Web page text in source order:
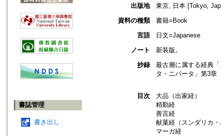
書誌管理
書き出し
出版地
東京, 日本 [Tokyo,
資料の種類
書籍=Book
言語
日文=Japanese
ノート
新装版。
抄録
最古層に属する経典
タ・ニパータ」第3章
目次
大品（出家経）
精勤経
善言経
献菓経（スンダリカ
マーガ経